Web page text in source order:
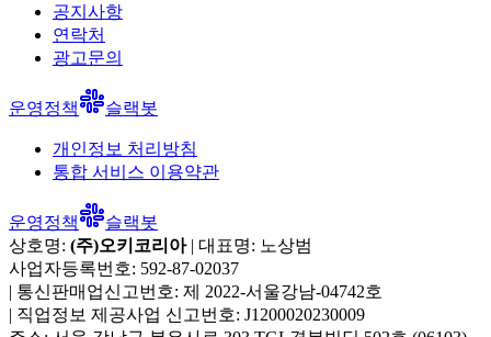
공지사항
연락처
광고문의
운영정책 슬랙봇
개인정보 처리방침
통합 서비스 이용약관
운영정책
슬랙봇
상호명: (주)오키코리아| 대표명: 노상범
사업자등록번호: 592-87-02037
| 통신판매업신고번호: 제 2022-서울강남-04742호
| 직업정보 제공사업 신고번호: J1200020230009